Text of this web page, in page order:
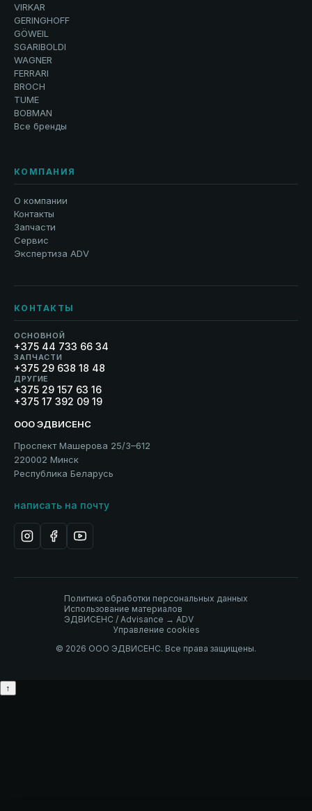
VIRKAR
GERINGHOFF
GÖWEIL
SGARIBOLDI
WAGNER
FERRARI
BROCH
TUME
BOBMAN
Все бренды
КОМПАНИЯ
О компании
Контакты
Запчасти
Сервис
Экспертиза ADV
КОНТАКТЫ
ОСНОВНОЙ
+375 44 733 66 34
ЗАПЧАСТИ
+375 29 638 18 48
ДРУГИЕ
+375 29 157 63 16
+375 17 392 09 19
ООО ЭДВИСЕНС
Проспект Машерова 25/3–612
220002 Минск
Республика Беларусь
написать на почту
Политика обработки персональных данных
Использование материалов
ЭДВИСЕНС / Advisance → ADV
Управление cookies
© 2026 ООО ЭДВИСЕНС. Все права защищены.
↑